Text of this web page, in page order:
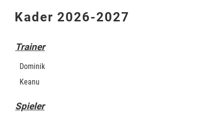
Kader 2026-2027
Trainer
Dominik
Keanu
Spieler